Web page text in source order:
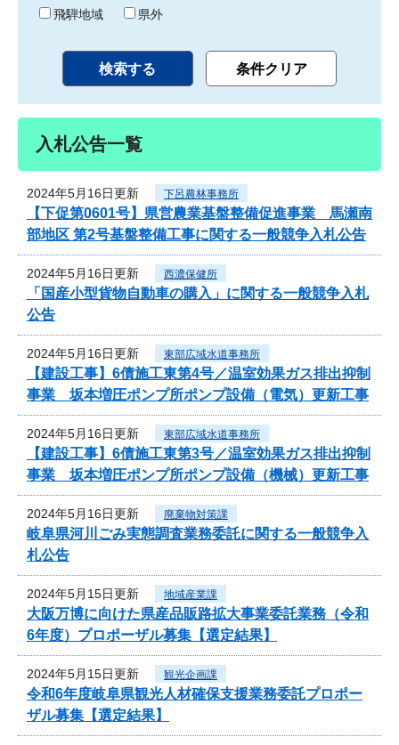
飛騨地域
県外
入札公告一覧
2024年5月16日更新 下呂農林事務所
【下促第0601号】県営農業基盤整備促進事業 馬瀬南
部地区 第2号基盤整備工事に関する一般競争入札公告
2024年5月16日更新 西濃保健所
「国産小型貨物自動車の購入」に関する一般競争入札
公告
2024年5月16日更新 東部広域水道事務所
【建設工事】6債施工東第4号／温室効果ガス排出抑制
事業 坂本増圧ポンプ所ポンプ設備（電気）更新工事
2024年5月16日更新 東部広域水道事務所
【建設工事】6債施工東第3号／温室効果ガス排出抑制
事業 坂本増圧ポンプ所ポンプ設備（機械）更新工事
2024年5月16日更新 廃棄物対策課
岐阜県河川ごみ実態調査業務委託に関する一般競争入
札公告
2024年5月15日更新 地域産業課
大阪万博に向けた県産品販路拡大事業委託業務（令和
6年度）プロポーザル募集【選定結果】
2024年5月15日更新 観光企画課
令和6年度岐阜県観光人材確保支援業務委託プロポー
ザル募集【選定結果】